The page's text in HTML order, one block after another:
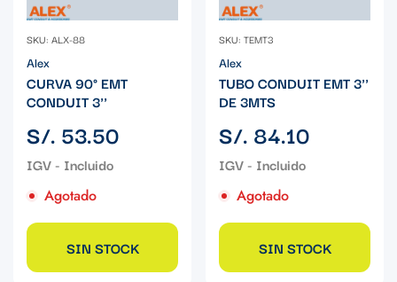
SKU: ALX-88
Alex
CURVA 90° EMT
CONDUIT 3''
Precio
regular
S/. 53.50
Agotado
SIN STOCK
SKU: TEMT3
Alex
TUBO CONDUIT EMT 3''
DE 3MTS
Precio
regular
S/. 84.10
Agotado
SIN STOCK